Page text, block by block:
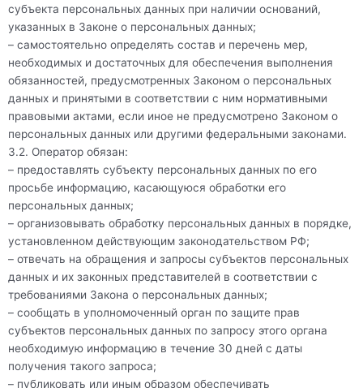
субъекта персональных данных при наличии оснований,
указанных в Законе о персональных данных;
– самостоятельно определять состав и перечень мер,
необходимых и достаточных для обеспечения выполнения
обязанностей, предусмотренных Законом о персональных
данных и принятыми в соответствии с ним нормативными
правовыми актами, если иное не предусмотрено Законом о
персональных данных или другими федеральными законами.
3.2. Оператор обязан:
– предоставлять субъекту персональных данных по его
просьбе информацию, касающуюся обработки его
персональных данных;
– организовывать обработку персональных данных в порядке,
установленном действующим законодательством РФ;
– отвечать на обращения и запросы субъектов персональных
данных и их законных представителей в соответствии с
требованиями Закона о персональных данных;
– сообщать в уполномоченный орган по защите прав
субъектов персональных данных по запросу этого органа
необходимую информацию в течение 30 дней с даты
получения такого запроса;
– публиковать или иным образом обеспечивать